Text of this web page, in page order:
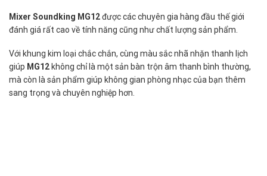
Mixer Soundking MG12được các chuyên gia hàng đầu thế giới
đánh giá rất cao về tính năng cũng như chất lượng sản phẩm.
Với khung kim loại chắc chắn, cùng màu sắc nhã nhặn thanh lịch
giúp MG12 không chỉ là một sản bàn trộn âm thanh bình thường,
mà còn là sản phẩm giúp không gian phòng nhạc của bạn thêm
sang trọng và chuyên nghiệp hơn.